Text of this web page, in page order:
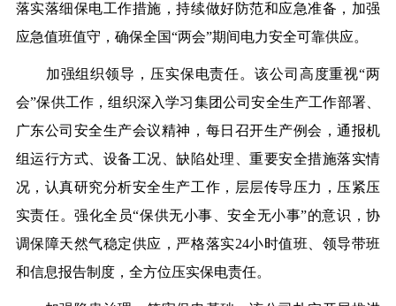
落实落细保电工作措施，持续做好防范和应急准备，加强
应急值班值守，确保全国“两会”期间电力安全可靠供应。
加强组织领导，压实保电责任。该公司高度重视“两
会”保供工作，组织深入学习集团公司安全生产工作部署、
广东公司安全生产会议精神，每日召开生产例会，通报机
组运行方式、设备工况、缺陷处理、重要安全措施落实情
况，认真研究分析安全生产工作，层层传导压力，压紧压
实责任。强化全员“保供无小事、安全无小事”的意识，协
调保障天然气稳定供应，严格落实24小时值班、领导带班
和信息报告制度，全方位压实保电责任。